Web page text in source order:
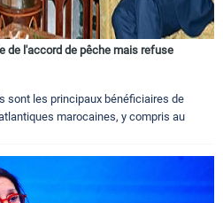
de l'accord de pêche mais refuse
sont les principaux bénéficiaires de
marocaines, y compris au